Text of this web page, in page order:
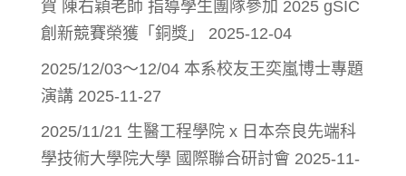
賀 陳右穎老師 指導學生團隊參加 2025 gSIC
創新競賽榮獲「銅獎」
2025-12-04
2025/12/03～12/04 本系校友王奕嵐博士專題
演講 2025-11-27
2025/11/21 生醫工程學院 x 日本奈良先端科
學技術大學院大學 國際聯合研討會 2025-11-